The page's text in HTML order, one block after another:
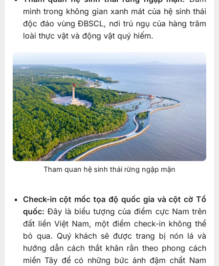
mình trong không gian xanh mát của hệ sinh thái
độc đáo vùng ĐBSCL, nơi trú ngụ của hàng trăm
loài thực vật và động vật quý hiếm.
Tham quan hệ sinh thái rừng ngập mặn
Check-in cột mốc tọa độ quốc gia và cột cờ Tổ
quốc: Đây là biểu tượng của điểm cực Nam trên
đất liền Việt Nam, một điểm check-in không thể
bỏ qua. Quý khách sẽ được trang bị nón lá và
hướng dẫn cách thắt khăn rằn theo phong cách
miền Tây để có những bức ảnh đậm chất Nam